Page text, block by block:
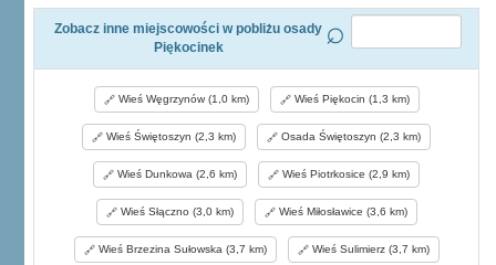
Zobacz inne miejscowości w pobliżu osady
Piękocinek
Wieś Węgrzynów (1,0 km) Wieś Piękocin (1,3 km)
Wieś Świętoszyn (2,3 km) Osada Świętoszyn (2,3 km)
Wieś Dunkowa (2,6 km) Wieś Piotrkosice (2,9 km)
Wieś Słączno (3,0 km) Wieś Miłosławice (3,6 km)
Wieś Brzezina Sułowska (3,7 km) Wieś Sulimierz (3,7 km)